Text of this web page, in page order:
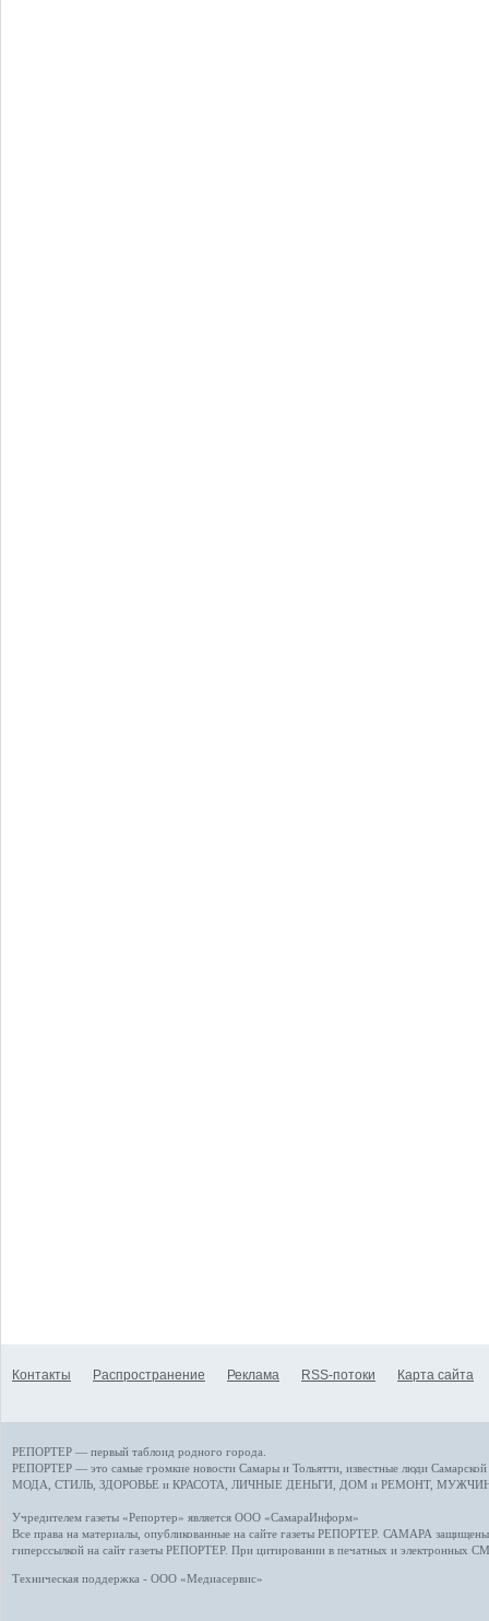
Контакты Распространение Реклама RSS-потоки Карта сайта
РЕПОРТЕР — первый таблоид родного города.
РЕПОРТЕР — это самые громкие новости Самары и Тольятти, известные люди
МОДА, СТИЛЬ ЗДОРОВЬЕ и КРАСОТА ЛИЧНЫЕ ДЕНЬГИ ДОМ и РЕМОНТ,
Учредителем газеты «Репортер» является ООО «СамараИнформ»
Все права на материалы, опубликованные на сайте газеты РЕПОРТЕР. САМАРА защищены.
гиперссылкой на сайт газеты РЕПОРТЕР. При цитировании в печатных и электронных
Техническая поддержка - ООО «Медиасервис»